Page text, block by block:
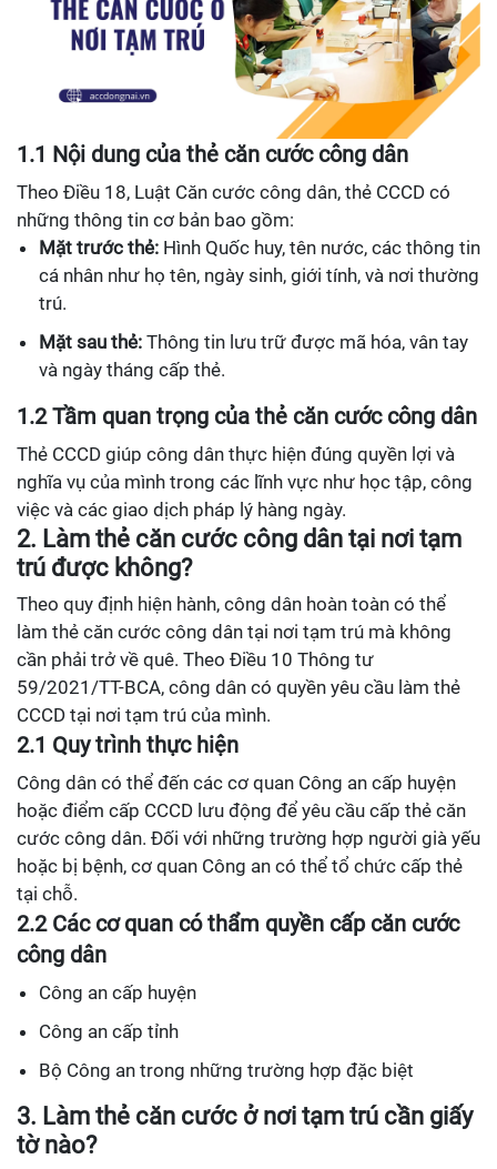
1.1 Nội dung của thẻ căn cước công dân
Theo Điều 18, Luật Căn cước công dân, thẻ CCCD có
những thông tin cơ bản bao gồm:
Mặt trước thẻ: Hình Quốc huy, tên nước, các thông tin
cá nhân như họ tên, ngày sinh, giới tính, và nơi thường
trú.
Mặt sau thẻ: Thông tin lưu trữ được mã hóa, vân tay
và ngày tháng cấp thẻ.
1.2 Tầm quan trọng của thẻ căn cước công dân
Thẻ CCCD giúp công dân thực hiện đúng quyền lợi và
nghĩa vụ của mình trong các lĩnh vực như học tập, công
việc và các giao dịch pháp lý hàng ngày.
2. Làm thẻ căn cước công dân tại nơi tạm
trú được không?
Theo quy định hiện hành, công dân hoàn toàn có thể
làm thẻ căn cước công dân tại nơi tạm trú mà không
cần phải trở về quê. Theo Điều 10 Thông tư
59/2021/TT-BCA, công dân có quyền yêu cầu làm thẻ
CCCD tại nơi tạm trú của mình.
2.1 Quy trình thực hiện
Công dân có thể đến các cơ quan Công an cấp huyện
hoặc điểm cấp CCCD lưu động để yêu cầu cấp thẻ căn
cước công dân. Đối với những trường hợp người già yếu
hoặc bị bệnh, cơ quan Công an có thể tổ chức cấp thẻ
tại chỗ.
2.2 Các cơ quan có thẩm quyền cấp căn cước
công dân
Công an cấp huyện
Công an cấp tỉnh
Bộ Công an trong những trường hợp đặc biệt
3. Làm thẻ căn cước ở nơi tạm trú cần giấy
tờ nào?